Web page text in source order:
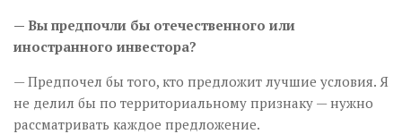
— Вы предпочли бы отечественного или
иностранного инвестора?
— Предпочел бы того, кто предложит лучшие условия. Я
не делил бы по территориальному признаку — нужно
рассматривать каждое предложение.